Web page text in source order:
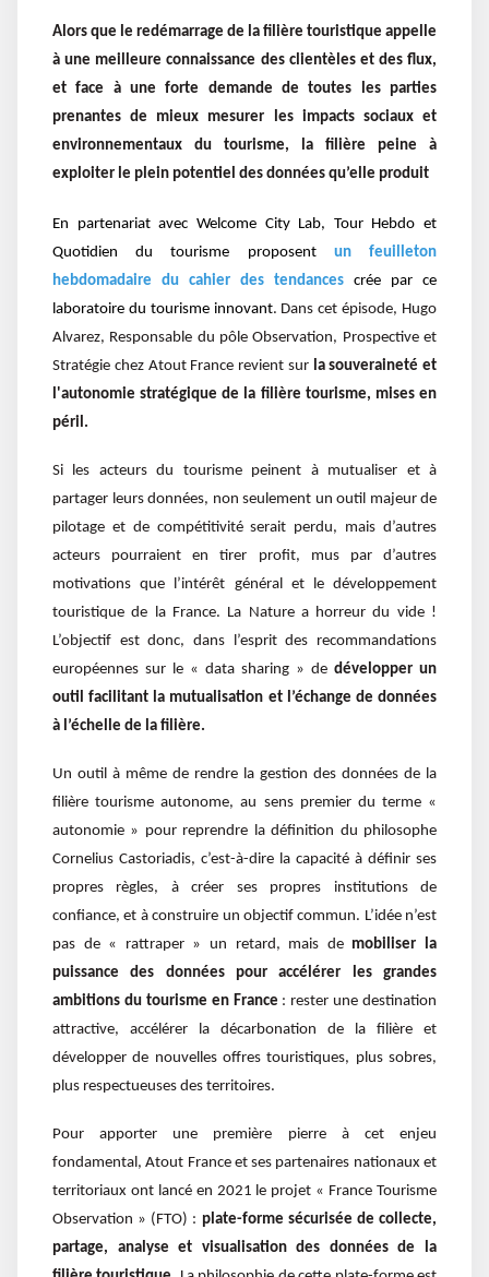
Alors que le redémarrage de la filière touristique appelle
à une meilleure connaissance des clientèles et des flux,
et face à une forte demande de toutes les parties
prenantes de mieux mesurer les impacts sociaux et
environnementaux du tourisme, la filière peine à
exploiter le plein potentiel des données qu’elle produit
En partenariat avec Welcome City Lab, Tour Hebdo et
Quotidien du tourisme proposent un feuilleton
hebdomadaire du cahier des tendances crée par ce
laboratoire du tourisme innovant. Dans cet épisode, Hugo
Alvarez, Responsable du pôle Observation, Prospective et
Stratégie chez Atout France revient sur la souveraineté et
l'autonomie stratégique de la filière tourisme, mises en
péril.
Si les acteurs du tourisme peinent à mutualiser et à
partager leurs données, non seulement un outil majeur de
pilotage et de compétitivité serait perdu, mais d’autres
acteurs pourraient en tirer profit, mus par d’autres
motivations que l’intérêt général et le développement
touristique de la France. La Nature a horreur du vide !
L’objectif est donc, dans l’esprit des recommandations
européennes sur le « data sharing » de développer un
outil facilitant la mutualisation et l’échange de données
à l’échelle de la filière.
Un outil à même de rendre la gestion des données de la
filière tourisme autonome, au sens premier du terme «
autonomie » pour reprendre la définition du philosophe
Cornelius Castoriadis, c’est-à-dire la capacité à définir ses
propres règles, à créer ses propres institutions de
confiance, et à construire un objectif commun. L’idée n’est
pas de « rattraper » un retard, mais de mobiliser la
puissance des données pour accélérer les grandes
ambitions du tourisme en France : rester une destination
attractive, accélérer la décarbonation de la filière et
développer de nouvelles offres touristiques, plus sobres,
plus respectueuses des territoires.
Pour apporter une première pierre à cet enjeu
fondamental, Atout France et ses partenaires nationaux et
territoriaux ont lancé en 2021 le projet « France Tourisme
Observation » (FTO) : plate-forme sécurisée de collecte,
partage, analyse et visualisation des données de la